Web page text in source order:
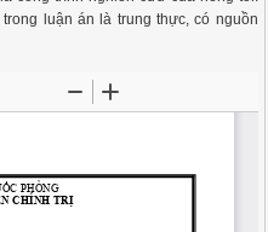
luận án là trung thực, có nguồn